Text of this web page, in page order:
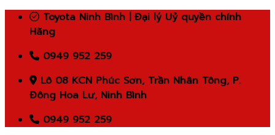
Skip
Toyota Ninh Bình | Đại lý Uỷ quyền chính
Hãng
0949 952 259
Lô 08 KCN Phúc Sơn, Trần Nhân Tông, P.
Đông Hoa Lư, Ninh Bình
0949 952 259